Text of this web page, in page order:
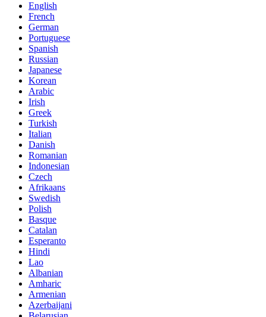
English
French
German
Portuguese
Spanish
Russian
Japanese
Korean
Arabic
Irish
Greek
Turkish
Italian
Danish
Romanian
Indonesian
Czech
Afrikaans
Swedish
Polish
Basque
Catalan
Esperanto
Hindi
Lao
Albanian
Amharic
Armenian
Azerbaijani